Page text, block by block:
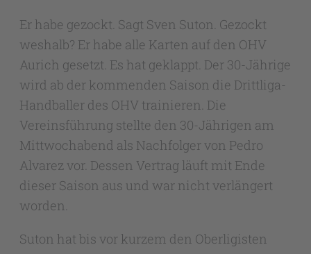
Er habe gezockt. Sagt Sven Suton. Gezockt
weshalb? Er habe alle Karten auf den OHV
Aurich gesetzt. Es hat geklappt. Der 30-Jährige
wird ab der kommenden Saison die Drittliga-
Handballer des OHV trainieren. Die
Vereinsführung stellte den 30-Jährigen am
Mittwochabend als Nachfolger von Pedro
Alvarez vor. Dessen Vertrag läuft mit Ende
dieser Saison aus und war nicht verlängert
worden.
Suton hat bis vor kurzem den Oberligisten